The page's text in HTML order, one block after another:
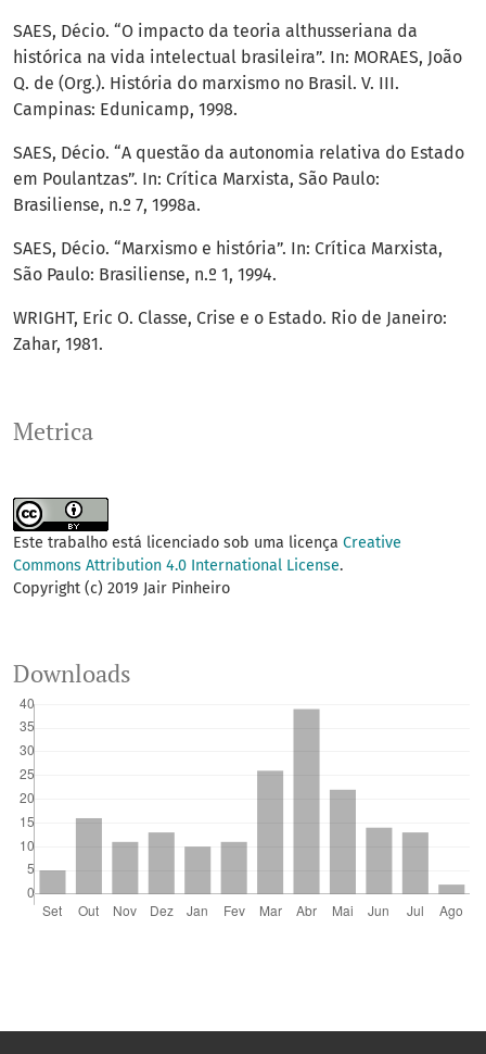
Metrica
SAES, Décio. “O impacto da teoria althusseriana da
histórica na vida intelectual brasileira”. In: MORAES, João
Q. de (Org.). História do marxismo no Brasil. V. III.
Campinas: Edunicamp, 1998.
SAES, Décio. “A questão da autonomia relativa do Estado
em Poulantzas”. In: Crítica Marxista, São Paulo:
Brasiliense, n.º 7, 1998a.
SAES, Décio. “Marxismo e história”. In: Crítica Marxista,
São Paulo: Brasiliense, n.º 1, 1994.
WRIGHT, Eric O. Classe, Crise e o Estado. Rio de Janeiro:
Zahar, 1981.
Este trabalho está licenciado sob uma licença Creative
Commons Attribution 4.0 International License.
Copyright (c) 2019 Jair Pinheiro
Downloads